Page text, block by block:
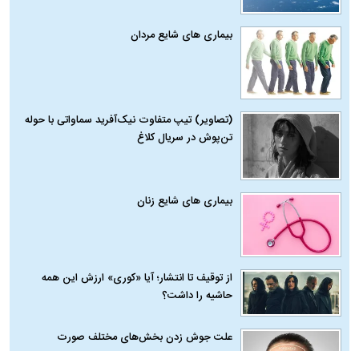
بیماری‌ های شایع مردان
(تصاویر) تیپ متفاوت نیک‌آفرید سماواتی با حوله
تن‌پوش در سریال کلاغ
بیماری‌ های شایع زنان
از توقیف تا انتشار؛ آیا «کوری» ارزش این همه
حاشیه را داشت؟
علت جوش زدن بخش‌های مختلف صورت